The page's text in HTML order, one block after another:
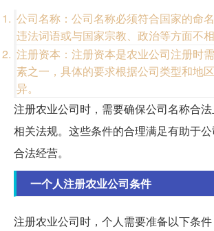
公司名称：公司名称必须符合国家的命
违法词语或与国家宗教、政治等方面不相
注册资本：注册资本是农业公司注册时
素之一，具体的要求根据公司类型和地
异。
注册农业公司时，需要确保公司名称合
相关法规。这些条件的合理满足有助于
合法经营。
一个人注册农业公司条件
注册农业公司时，个人需要准备以下条件